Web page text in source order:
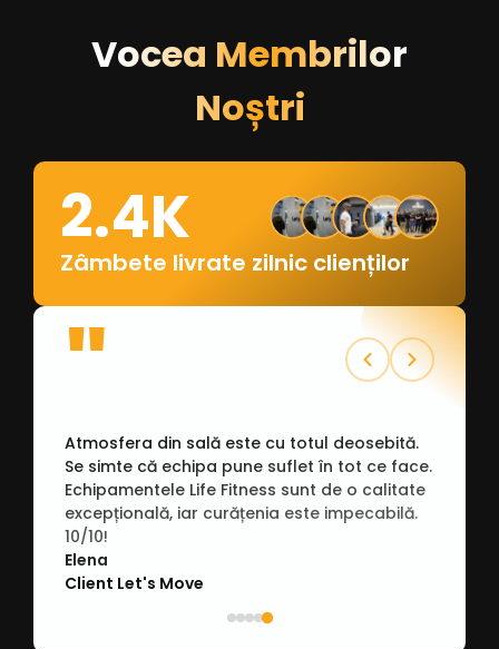
Vocea Membrilor
Noștri
2.4K
Zâmbete livrate zilnic clienților
"
Atmosfera din sală este cu totul deosebită.
Se simte că echipa pune suflet în tot ce face.
Echipamentele Life Fitness sunt de o calitate
excepțională, iar curățenia este impecabilă.
10/10!
Elena
Client Let's Move